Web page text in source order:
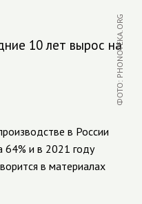
10 лет вырос на
ФОТО: PHONOTEKA.ORG
в России
64% и в 2021 году
в материалах